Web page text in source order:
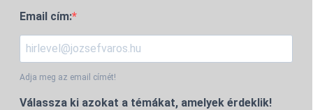
Email cím:
Adja meg az email címét!
Válassza ki azokat a témákat, amelyek érdeklik!